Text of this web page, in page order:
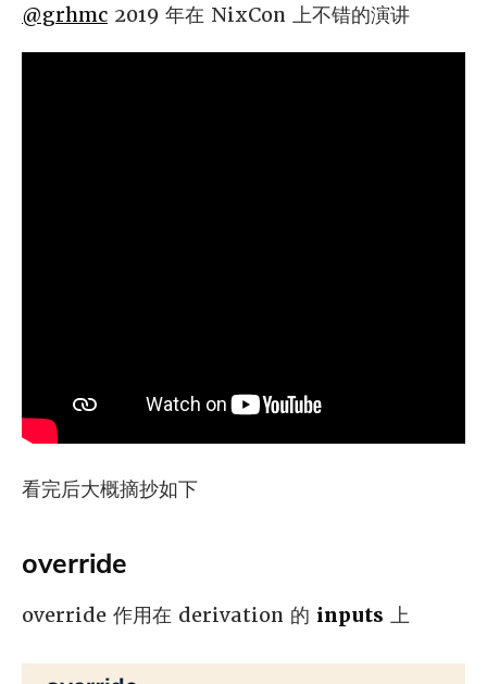
@grhmc 2019 年在 NixCon 上不错的演讲
看完后大概摘抄如下
override
override 作用在 derivation 的 inputs 上